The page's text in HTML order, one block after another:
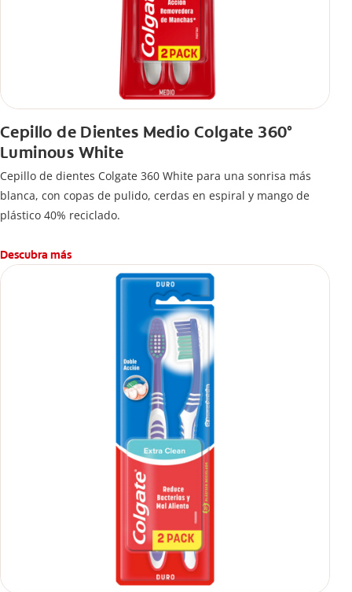
Cepillo de Dientes Medio Colgate 360°
Luminous White
Cepillo de dientes Colgate 360 White para una sonrisa más
blanca, con copas de pulido, cerdas en espiral y mango de
plástico 40% reciclado.
Descubra más